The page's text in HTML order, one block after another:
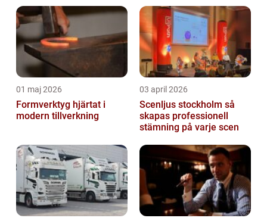
01 maj 2026
Formverktyg hjärtat i
modern tillverkning
03 april 2026
Scenljus stockholm så
skapas professionell
stämning på varje scen